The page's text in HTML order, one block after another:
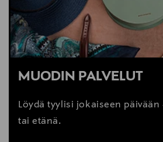
MUODIN PALVELUT
Löydä tyylisi jokaiseen päivään
tai etänä.